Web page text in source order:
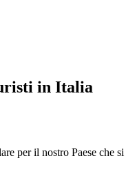
in Italia
per il nostro Paese che